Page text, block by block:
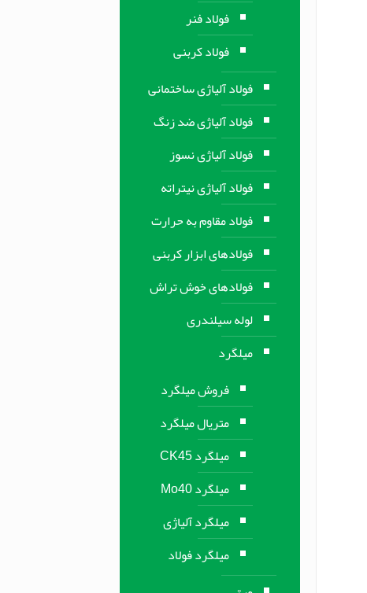
فولاد فنر
فولاد کربنی
فولاد آلیاژی ساختمانی
فولاد آلیاژی ضد زنگ
فولاد آلیاژی نسوز
فولاد آلیاژی نیتراته
فولاد مقاوم به حرارت
فولادهای ابزار کربنی
فولادهای خوش تراش
لوله سیلندری
میلگرد
فروش میلگرد
متریال میلگرد
میلگرد CK45
میلگرد Mo40
میلگرد آلیاژی
میلگرد فولاد